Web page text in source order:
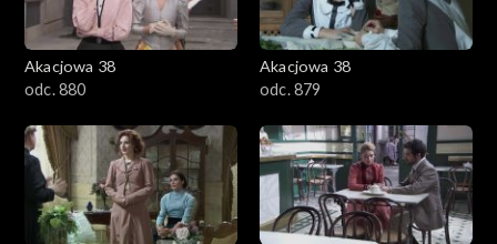
Akacjowa 38
odc. 880
Akacjowa 38
odc. 879